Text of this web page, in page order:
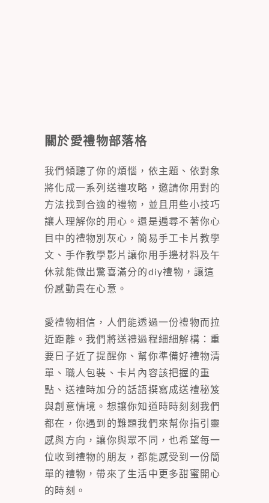
關於愛禮物部落格
我們傾聽了你的煩惱，依主題、依對象
將化成一系列送禮攻略，邀請你用對的
方法找到合適的禮物，並且用些小技巧
讓人理解你的用心。還是遍尋不著你心
目中的禮物別灰心，簡易手工卡片教學
文、手作教學影片讓你用手邊材料及午
休就能做出驚喜滿分的diy禮物，讓這
份感動貴在心意。
愛禮物相信，人們能透過一份禮物而拉
近距離。我們將送禮過程細細解構：重
要日子近了提醒你、幫你準備好禮物清
單、職人包裝、卡片內容該把握的重
點、送禮時加分的話語撰寫成送禮秘笈
與創意情境。想讓你知道時時刻刻我們
都在，你遇到的難題我們來幫你指引靈
感與方向，讓你與眾不同，也希望每一
位收到禮物的朋友，都能感受到一份簡
單的禮物，帶來了生活中更多甜蜜開心
的時刻。